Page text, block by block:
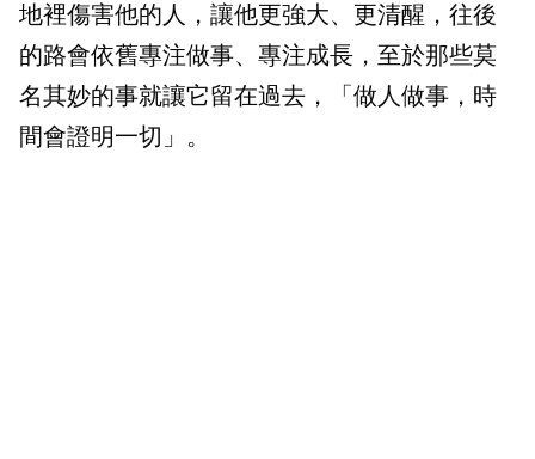
地裡傷害他的人，讓他更強大、更清醒，往後
的路會依舊專注做事、專注成長，至於那些莫
名其妙的事就讓它留在過去，「做人做事，時
間會證明一切」。